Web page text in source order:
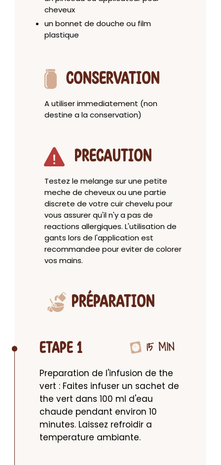
cheveux
un bonnet de douche ou film
plastique
CONSERVATION
A utiliser immediatement (non
destine a la conservation)
PRECAUTION
Testez le melange sur une petite
meche de cheveux ou une partie
discrete de votre cuir chevelu pour
vous assurer qu'il n'y a pas de
reactions allergiques. L'utilisation de
gants lors de l'application est
recommandee pour eviter de colorer
vos mains.
PRÉPARATION
ETAPE 1 15 MIN
Preparation de l'infusion de the
vert : Faites infuser un sachet de
the vert dans 100 ml d'eau
chaude pendant environ 10
minutes. Laissez refroidir a
temperature ambiante.